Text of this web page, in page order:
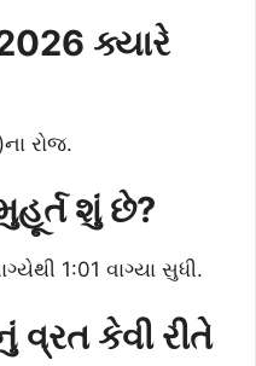
2026 ક્યારે
રોજ.
શું છે?
1:01 વાગ્યા સુધી.
વ્રત કેવી રીતે